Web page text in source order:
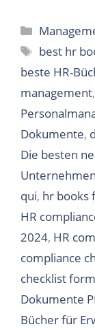
Tags
best hr
beste HR-
management,
Dokumente,
Die besten
qui, hr books
HR
2024, HR
compliance
checklist
Dokumente
Bücher für